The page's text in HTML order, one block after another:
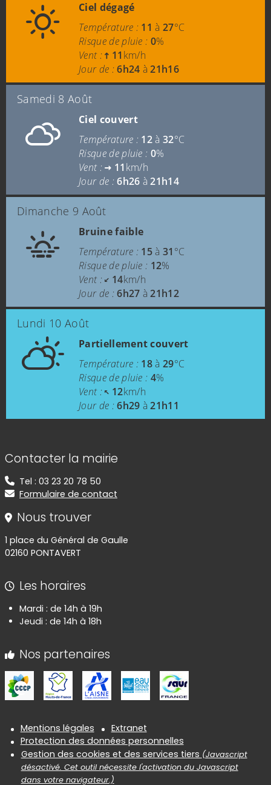
Ciel dégagé
Température : 11 à27°C
Risque de pluie : 0%
Vent : 11 km/h
Jour de :6h24 à21h16
Samedi 8 Août
Ciel couvert
Température : 12à32°C
Risque de pluie : 0%
Vent :
11 km/h
Jour de :6h26 à21h14
Dimanche 9 Août
Bruine faible
Température : 15à31 °C
Risque de pluie : 12%
Vent : 14km/h
Jour de :6h27 à21h12
Lundi 10 Août
Partiellement couvert
Température : 18à29°C
Risque de pluie : 4%
Vent : 12km/h
Jour de :6h29 à21h11
Informations de contact
Contacter la mairie
Tel : 03 23 20 78 50
Formulaire de contact
Nous trouver
1 place du Général de Gaulle
02160 PONTAVERT
Les horaires
Mardi : de 14h à 19h
Jeudi : de 14h à 18h
Nos partenaires
Informations réglementaires
Mentions légales
Extranet
Protection des données personnelles
Gestion des cookies et des services tiers (Javascript
désactivé. Cet outil nécessite l'activation du Javascript
dans votre navigateur.)